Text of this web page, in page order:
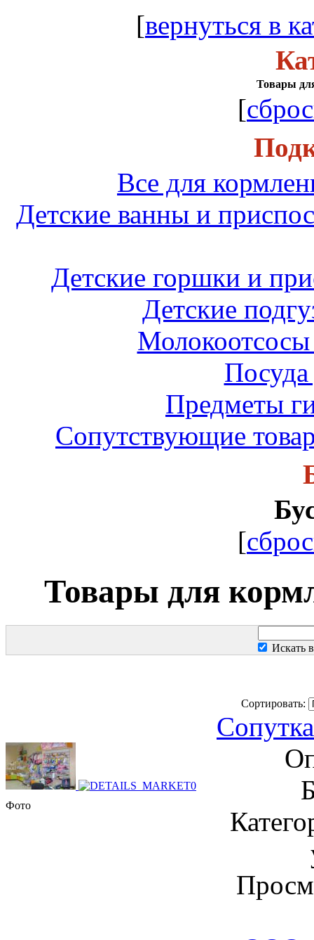
[вернуться в
Товары
[
Все для
Детские ванны и
Детские горшки и
Детские
Посуда
Предметы
Сопутствующие
[
Товары для
Искать
Сортировать:
Фото